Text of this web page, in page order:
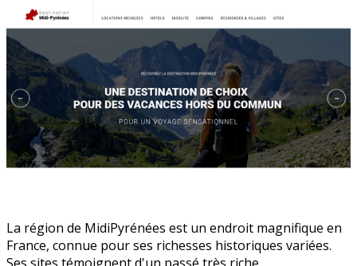
La région de MidiPyrénées est un endroit magnifique en
France, connue pour ses richesses historiques variées.